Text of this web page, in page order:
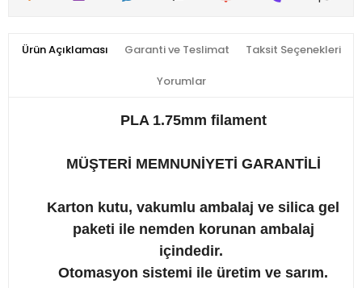
Ürün Açıklaması Garanti ve Teslimat Taksit Seçenekleri
Yorumlar
PLA 1.75mm filament
MÜŞTERİ MEMNUNİYETİ GARANTİLİ
Karton kutu, vakumlu ambalaj ve silica gel
paketi ile nemden korunan ambalaj
içindedir.
Otomasyon sistemi ile üretim ve sarım.